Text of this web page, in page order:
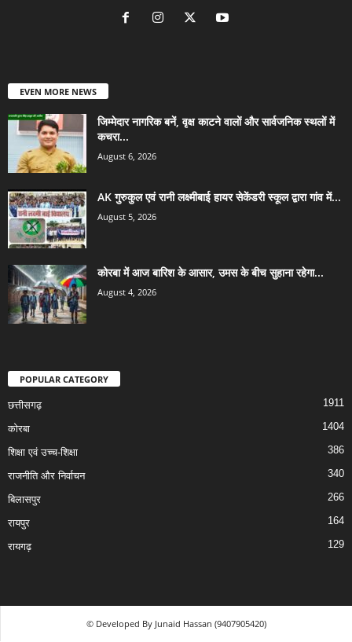
EVEN MORE NEWS
जिम्मेदार नागरिक बनें, वृक्ष काटने वालों और सार्वजनिक स्थलों में
कचरा...
August 6, 2026
AK गुरुकुल एवं रानी लक्ष्मीबाई हायर सेकेंडरी स्कूल द्वारा गांव में...
August 5, 2026
कोरबा में आज बारिश के आसार, उमस के बीच सुहाना रहेगा...
August 4, 2026
POPULAR CATEGORY
छत्तीसगढ़ 1911
कोरबा 1404
शिक्षा एवं उच्च-शिक्षा 386
राजनीति और निर्वाचन 340
बिलासपुर 266
रायपुर 164
रायगढ़ 129
© Developed By Junaid Hassan (9407905420)